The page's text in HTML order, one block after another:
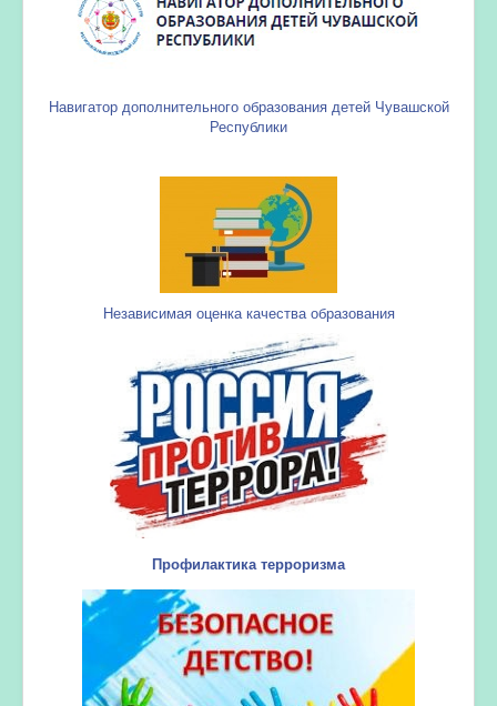
Навигатор дополнительного образования детей Чувашской
Республики
Независимая оценка качества образования
Профилактика терроризма